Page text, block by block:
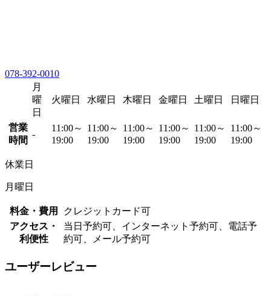
078-392-0010
月
曜
日
火曜日 水曜日 木曜日 金曜日 土曜日 日曜日
営業
時間
-
11:00～
19:00
11:00～
19:00
11:00～
19:00
11:00～
19:00
11:00～
19:00
11:00～
19:00
休業日
月曜日
料金・費用
クレジットカード可
アクセス・
利便性
当日予約可、インターネット予約可、電話予
約可、メール予約可
ユーザーレビュー